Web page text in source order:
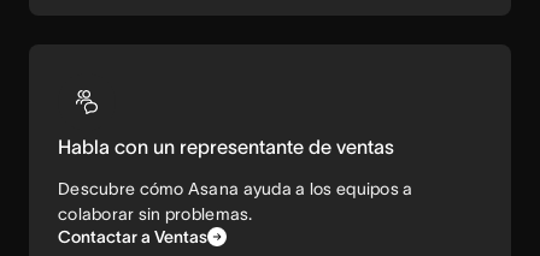
Habla con un representante de ventas
Descubre cómo Asana ayuda a los equipos a
colaborar sin problemas.
Contactar a Ventas